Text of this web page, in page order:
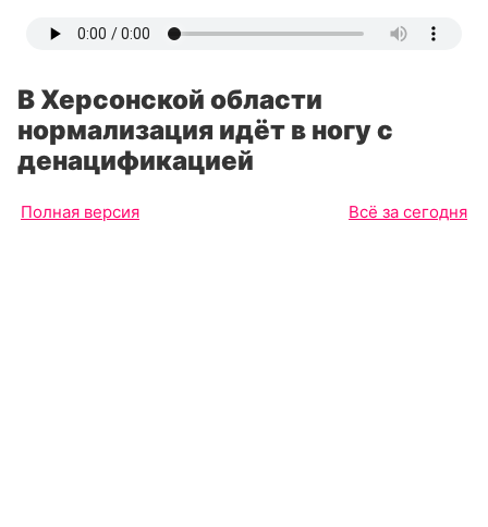
В Херсонской области
нормализация идёт в ногу с
денацификацией
Полная версия Всё за сегодня